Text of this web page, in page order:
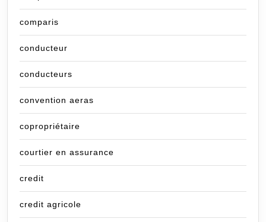
comparis
conducteur
conducteurs
convention aeras
copropriétaire
courtier en assurance
credit
credit agricole